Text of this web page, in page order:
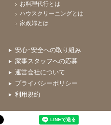
お料理代行とは
ハウスクリーニングとは
家政婦とは
安心･安全への取り組み
家事スタッフへの応募
運営会社について
プライバシーポリシー
利用規約